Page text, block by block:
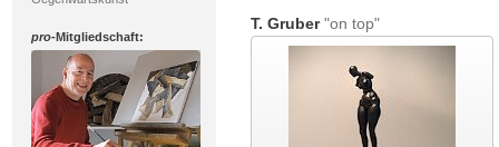
pro-Mitgliedschaft:
T. Gruber"on top"